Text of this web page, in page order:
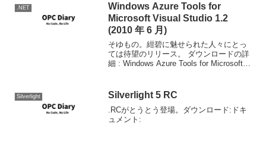
.NET
Windows Azure Tools for
Microsoft Visual Studio 1.2
(2010 年 6 月)
そゆもの。紺碧に魅せられた人々にとっ
ては待望のリリース。 ダウンロードの詳
細 : Windows Azure Tools for Microsoft
Silverlight Silverlight 5 RC
.RCがとうとう登場。ダウンロード:ドキ
ュメント: